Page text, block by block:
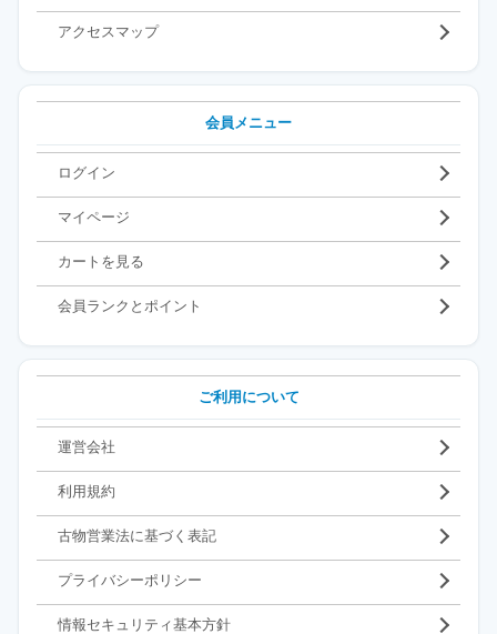
アクセスマップ
会員メニュー
ログイン
マイページ
カートを見る
会員ランクとポイント
ご利用について
運営会社
利用規約
古物営業法に基づく表記
プライバシーポリシー
情報セキュリティ基本方針